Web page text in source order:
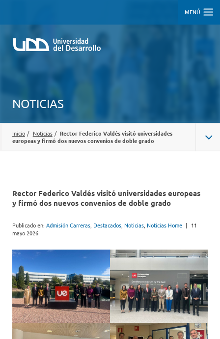
MENÚ
NOTICIAS
Inicio / Noticias / Rector Federico Valdés visitó universidades
europeas y firmó dos nuevos convenios de doble grado
Rector Federico Valdés visitó universidades europeas
y firmó dos nuevos convenios de doble grado
Publicado en: Admisión Carreras Destacados Noticias Noticias Home |
11
mayo 2026